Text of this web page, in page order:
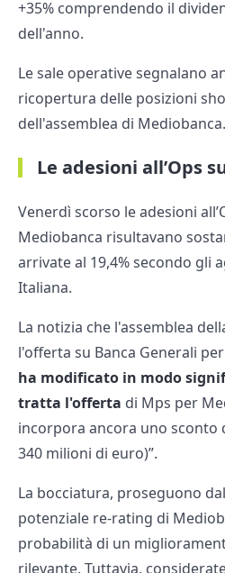
+35% comprendendo il
dell'anno.
Le sale operative segnalano
ricopertura delle posizioni
dell'assemblea di Mediobanca.
Le adesioni all’Ops
Venerdì scorso le adesioni
Mediobanca risultavano
arrivate al 19,4% secondo gli
Italiana.
La notizia che l'assemblea
l'offerta su Banca Generali
ha modificato in modo
tratta l'offerta di Mps per
incorpora ancora uno sconto
340 milioni di euro)”.
La bocciatura, proseguono
potenziale re-rating di
probabilità di un
rilevante. Tuttavia,